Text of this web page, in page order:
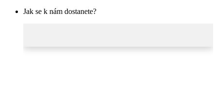
Jak se k nám dostanete?